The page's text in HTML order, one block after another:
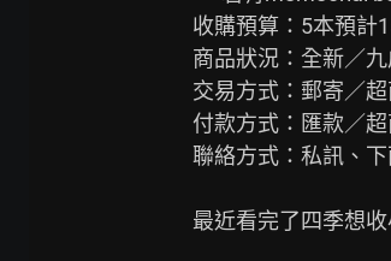
收購預算：5本預計
商品狀況：全新／
交易方式：郵寄／
付款方式：匯款／
聯絡方式：私訊、
最近看完了四季想